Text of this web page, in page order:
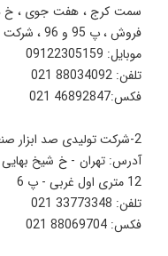
سمت کرج ، هفت جوی ، خ
فروش ، پ 95 و 96 ، شرکت تولیدی صد ابزار صنعت
موبایل: 09122305159
تلفن: 88034092 021
فکس:46892847 021
2-شرکت تولیدی صد ابزار صنعت
آدرس: تهران - خ شیخ بهایی
12 متری اول غربی - پ 6
تلفن: 33773348 021
فکس: 88069704 021